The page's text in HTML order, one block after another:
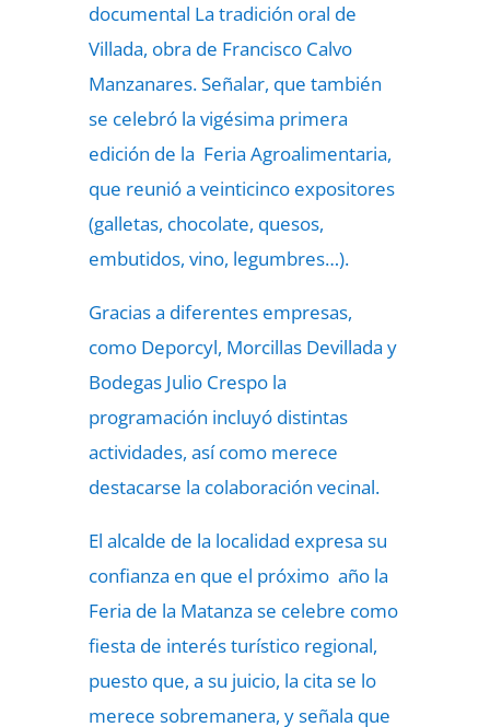
documental La tradición oral de
Villada, obra de Francisco Calvo
Manzanares. Señalar, que también
se celebró la vigésima primera
edición de la Feria Agroalimentaria,
que reunió a veinticinco expositores
(galletas, chocolate, quesos,
embutidos, vino, legumbres…).
Gracias a diferentes empresas,
como Deporcyl, Morcillas Devillada y
Bodegas Julio Crespo la
programación incluyó distintas
actividades, así como merece
destacarse la colaboración vecinal.
El alcalde de la localidad expresa su
confianza en que el próximo año la
Feria de la Matanza se celebre como
fiesta de interés turístico regional,
puesto que, a su juicio, la cita se lo
merece sobremanera, y señala que